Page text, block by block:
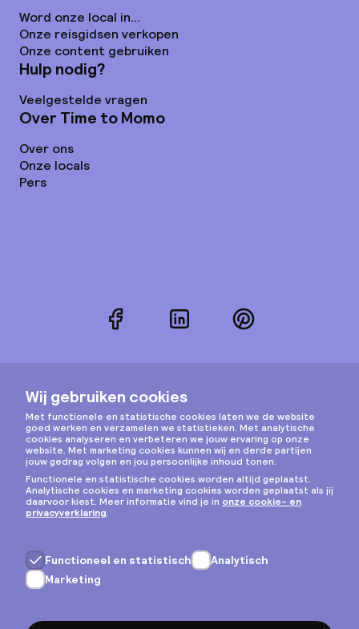
Word onze local in...
Onze reisgidsen verkopen
Onze content gebruiken
Hulp nodig?
Veelgestelde vragen
Over Time to Momo
Over ons
Onze locals
Pers
FacebookLinkedInPinterest
Instagram
Privacy & cookies
Algemene voorwaarden